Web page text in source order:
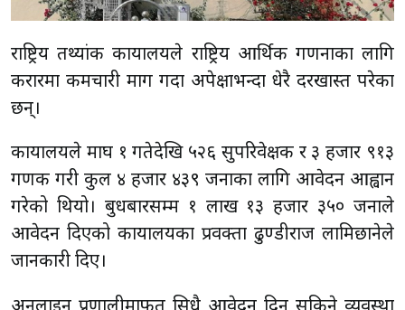
राष्ट्रिय तथ्यांक कार्यालयले राष्ट्रिय आर्थिक गणनाका लागि
करारमा कर्मचारी माग गर्दा अपेक्षाभन्दा धेरै दरखास्त परेका
छन्।
कार्यालयले माघ १ गतेदेखि ५२६ सुपरिवेक्षक र ३ हजार ९१३
गणक गरी कुल ४ हजार ४३९ जनाका लागि आवेदन आह्वान
गरेको थियो। बुधबारसम्म १ लाख १३ हजार ३५० जनाले
आवेदन दिएको कार्यालयका प्रवक्ता ढुण्डीराज लामिछानेले
जानकारी दिए।